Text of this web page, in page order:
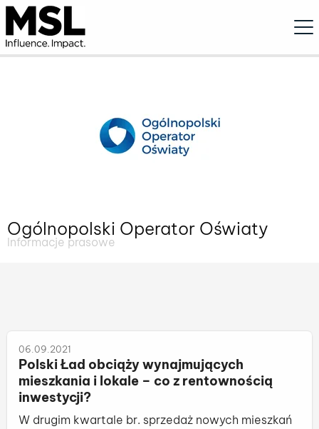
Ogólnopolski Operator Oświaty
Informacje prasowe
06.09.2021
Polski Ład obciąży wynajmujących
mieszkania i lokale – co z rentownością
inwestycji?
W drugim kwartale br. sprzedaż nowych mieszkań